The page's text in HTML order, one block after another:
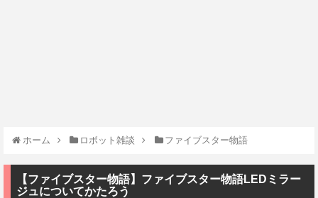
ホーム ロボット雑談 ファイブスター物語
【ファイブスター物語】ファイブスター物語LEDミラー
ジュについてかたろう